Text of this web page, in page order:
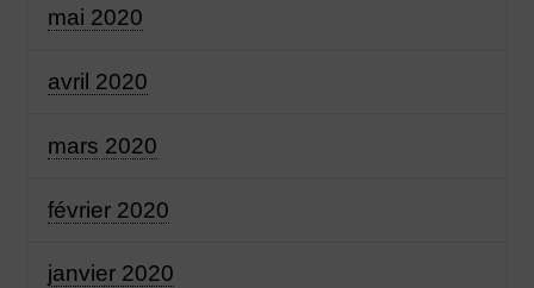
mai 2020
avril 2020
mars 2020
février 2020
janvier 2020